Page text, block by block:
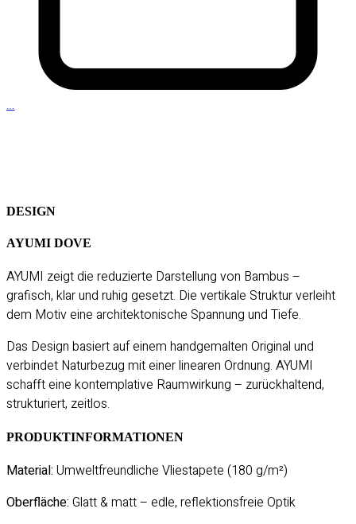
DESIGN
AYUMI DOVE
AYUMI zeigt die reduzierte Darstellung von Bambus –
grafisch, klar und ruhig gesetzt. Die vertikale Struktur verleiht
dem Motiv eine architektonische Spannung und Tiefe.
Das Design basiert auf einem handgemalten Original und
verbindet Naturbezug mit einer linearen Ordnung. AYUMI
schafft eine kontemplative Raumwirkung – zurückhaltend,
strukturiert, zeitlos.
PRODUKTINFORMATIONEN
Material: Umweltfreundliche Vliestapete (180 g/m²)
Oberfläche: Glatt & matt – edle, reflektionsfreie Optik